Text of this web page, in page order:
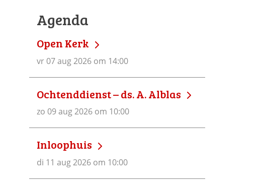
Agenda
Open Kerk
vr 07 aug 2026 om 14:00
Ochtenddienst – ds. A. Alblas
zo 09 aug 2026 om 10:00
Inloophuis
di 11 aug 2026 om 10:00